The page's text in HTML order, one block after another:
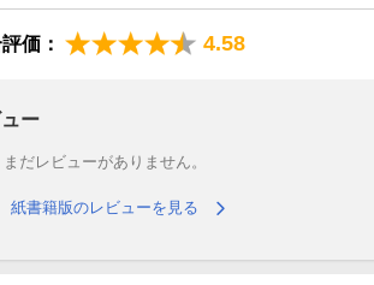
価： 4.58
ー
まだレビューがありません。
紙書籍版のレビューを見る